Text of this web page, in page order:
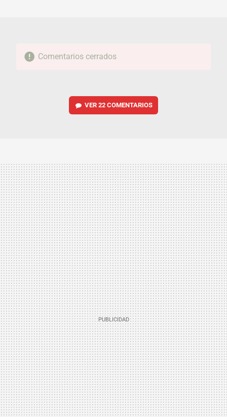
Comentarios cerrados
VER 22 COMENTARIOS